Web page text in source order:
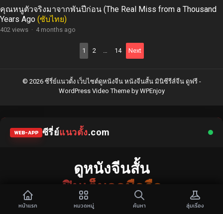
คุณหนูตัวจริงมาจากพันปีก่อน (The Real Miss from a Thousand
Years Ago (ซับไทย)
402 views · 4 months ago
1 2 … 14 Next
© 2026 ซีรี่ย์แนวตั้ง เว็บไซต์ดูหนังจีน หนังจีนสั้น มินิซีรีส์จีน ดูฟรี -
WordPress Video Themeby WPEnjoy
หน้าแรก หมวดหมู่ ค้นหา สุ่มเรื่อง
WEB-APP ซีรี่ย์แนวตั้ง.com
ดูหนังจีนสั้น
ฟินเต็มจอมือถือ
แหล่งรวมซีรี่ย์จีนแนวตั้ง พากย์ไทย ซับไทย
มินิซีรีส์จีน ยอดฮิต เนื้อหากระชับ